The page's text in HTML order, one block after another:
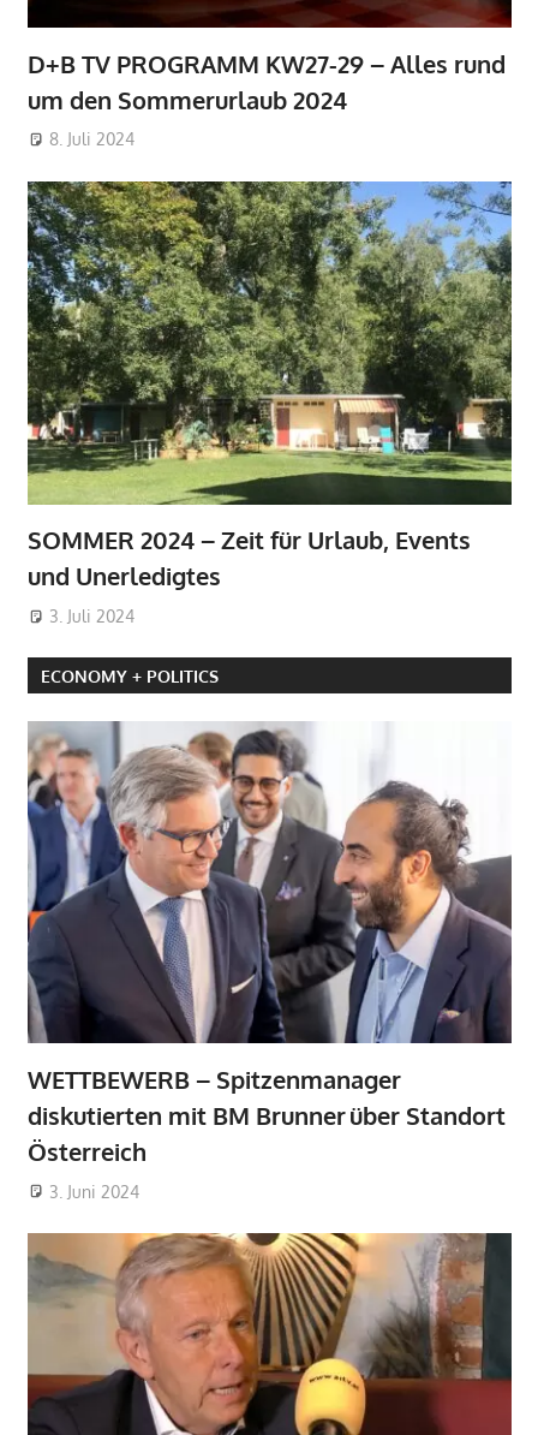
D+B TV PROGRAMM KW27-29 – Alles rund
um den Sommerurlaub 2024
8. Juli 2024
SOMMER 2024 – Zeit für Urlaub, Events
und Unerledigtes
3. Juli 2024
ECONOMY + POLITICS
WETTBEWERB – Spitzenmanager
diskutierten mit BM Brunner über Standort
Österreich
3. Juni 2024